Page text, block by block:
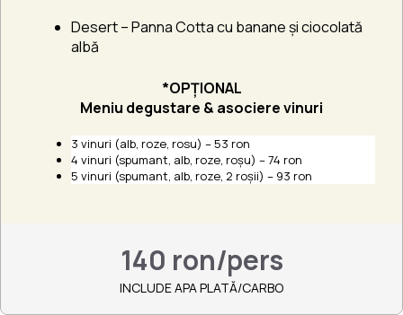
Desert – Panna Cotta cu banane și ciocolată
albă
*OPȚIONAL
Meniu degustare & asociere vinuri
3 vinuri (alb, roze, rosu) – 53 ron
4 vinuri (spumant, alb, roze, roșu) – 74 ron
5 vinuri (spumant, alb, roze, 2 roșii) – 93 ron
140 ron/pers
INCLUDE APA PLATĂ/CARBO